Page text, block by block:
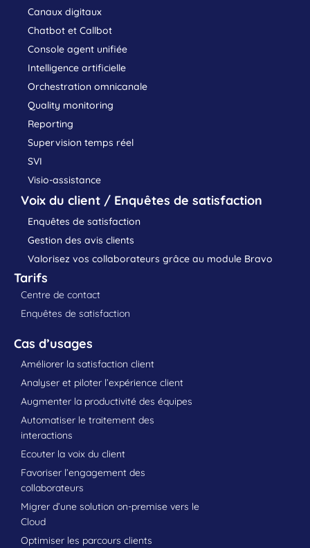
Canaux digitaux
Chatbot et Callbot
Console agent unifiée
Intelligence artificielle
Orchestration omnicanale
Quality monitoring
Reporting
Supervision temps réel
SVI
Visio-assistance
Voix du client / Enquêtes de satisfaction
Enquêtes de satisfaction
Gestion des avis clients
Valorisez vos collaborateurs grâce au module Bravo
Tarifs
Centre de contact
Enquêtes de satisfaction
Cas d’usages
Améliorer la satisfaction client
Analyser et piloter l’expérience client
Augmenter la productivité des équipes
Automatiser le traitement des
interactions
Ecouter la voix du client
Favoriser l’engagement des
collaborateurs
Migrer d’une solution on-premise vers le
Cloud
Optimiser les parcours clients